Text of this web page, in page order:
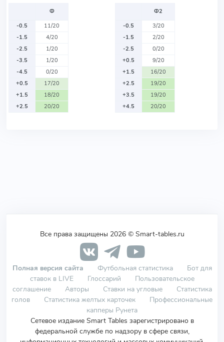
Ф
-0.5
11/20
-1.5
4/20
-2.5
1/20
-3.5
1/20
-4.5
0/20
+0.5
17/20
+1.5
18/20
+2.5
20/20
Ф2
-0.5
3/20
-1.5
2/20
-2.5
0/20
+0.5
9/20
+1.5
16/20
+2.5
19/20
+3.5
19/20
+4.5
20/20
Все права защищены 2026 © Smart-tables.ru
Полная версия сайта Футбольная статистика
Бот для
ставок в LIVE
Глоссарий
Пользовательское
соглашение
Авторы Ставки на угловые
Статистика
голов
Статистика желтых карточек
Профессиональные
капперы Рунета
Сетевое издание Smart Tables зарегистрировано в
федеральной службе по надзору в сфере связи,